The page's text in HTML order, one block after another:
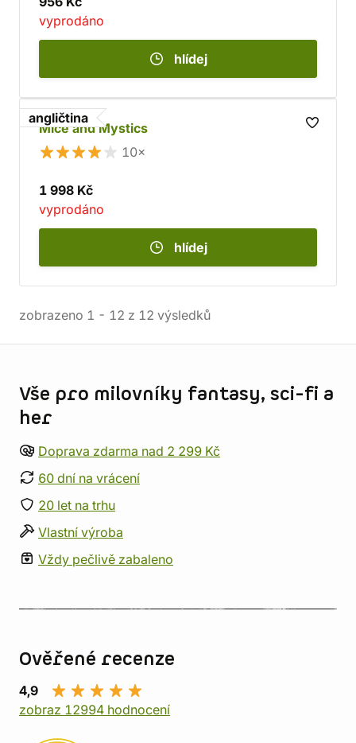
vyprodáno
hlídej
angličtina
Mice and Mystics
10×
1 998 Kč
vyprodáno
hlídej
zobrazeno 1 - 12 z 12 výsledků
Vše pro milovníky fantasy, sci-fi a
her
Doprava zdarma nad 2 299 Kč
60 dní na vrácení
20 let na trhu
Vlastní výroba
Vždy pečlivě zabaleno
Ověřené recenze
4,9
zobraz 12994 hodnocení